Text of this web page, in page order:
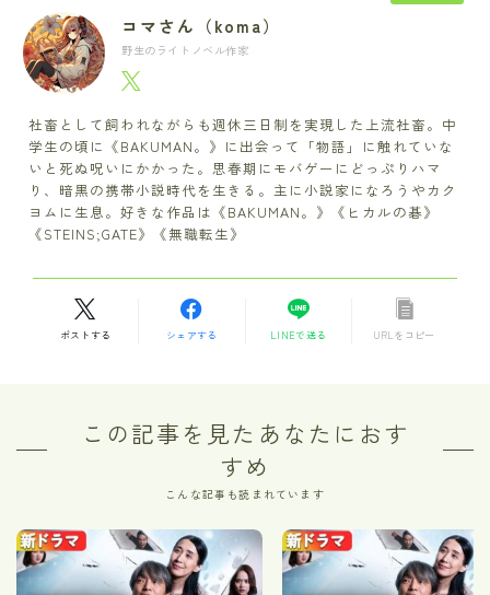
コマさん（koma）
野生のライトノベル作家
社畜として飼われながらも週休三日制を実現した上流社畜。中
学生の頃に《BAKUMAN。》に出会って「物語」に触れていな
いと死ぬ呪いにかかった。思春期にモバゲーにどっぷりハマ
り、暗黒の携帯小説時代を生きる。主に小説家になろうやカク
ヨムに生息。好きな作品は《BAKUMAN。》《ヒカルの碁》
《STEINS;GATE》《無職転生》
ポストする シェアする LINEで送る URLをコピー
この記事を見たあなたにおす
すめ
こんな記事も読まれています